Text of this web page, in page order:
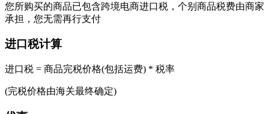
您所购买的商品已包含跨境电商进口税，个别商品税费由商家
承担，您无需再行支付
进口税计算
进口税 = 商品完税价格(包括运费) * 税率
(完税价格由海关最终确定)